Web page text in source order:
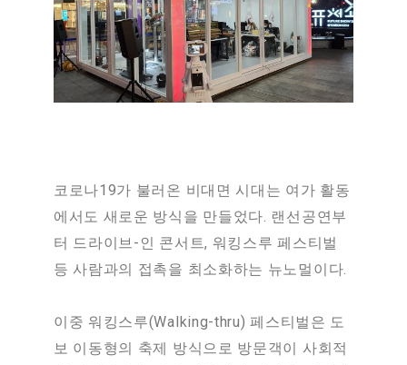
코로나19가 불러온 비대면 시대는 여가 활동
에서도 새로운 방식을 만들었다. 랜선공연부
터 드라이브-인 콘서트, 워킹스루 페스티벌
등 사람과의 접촉을 최소화하는 뉴노멀이다.
이중 워킹스루(Walking-thru) 페스티벌은 도
보 이동형의 축제 방식으로 방문객이 사회적